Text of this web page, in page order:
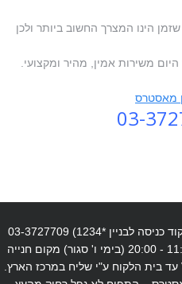
הינו המצרך החשוב ביותר ולכן
משירות אמין, מהיר ומקצועי.
מאסטרס
03-
שעות פעילות : ימים א-ה בשעות 11:30 - 20:00 (בימי ו' סגור) מקום חנייה